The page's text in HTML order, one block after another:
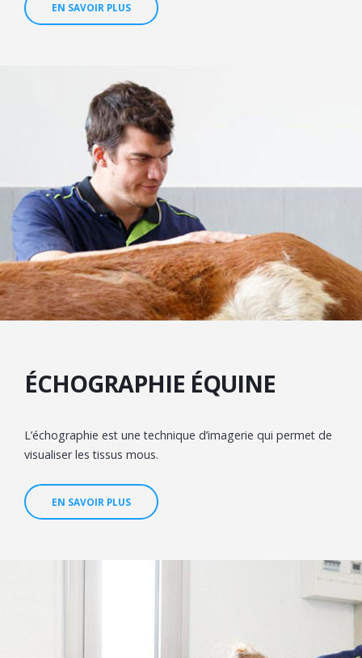
EN SAVOIR PLUS
ÉCHOGRAPHIE ÉQUINE
L’échographie est une technique d’imagerie qui permet de
visualiser les tissus mous.
EN SAVOIR PLUS